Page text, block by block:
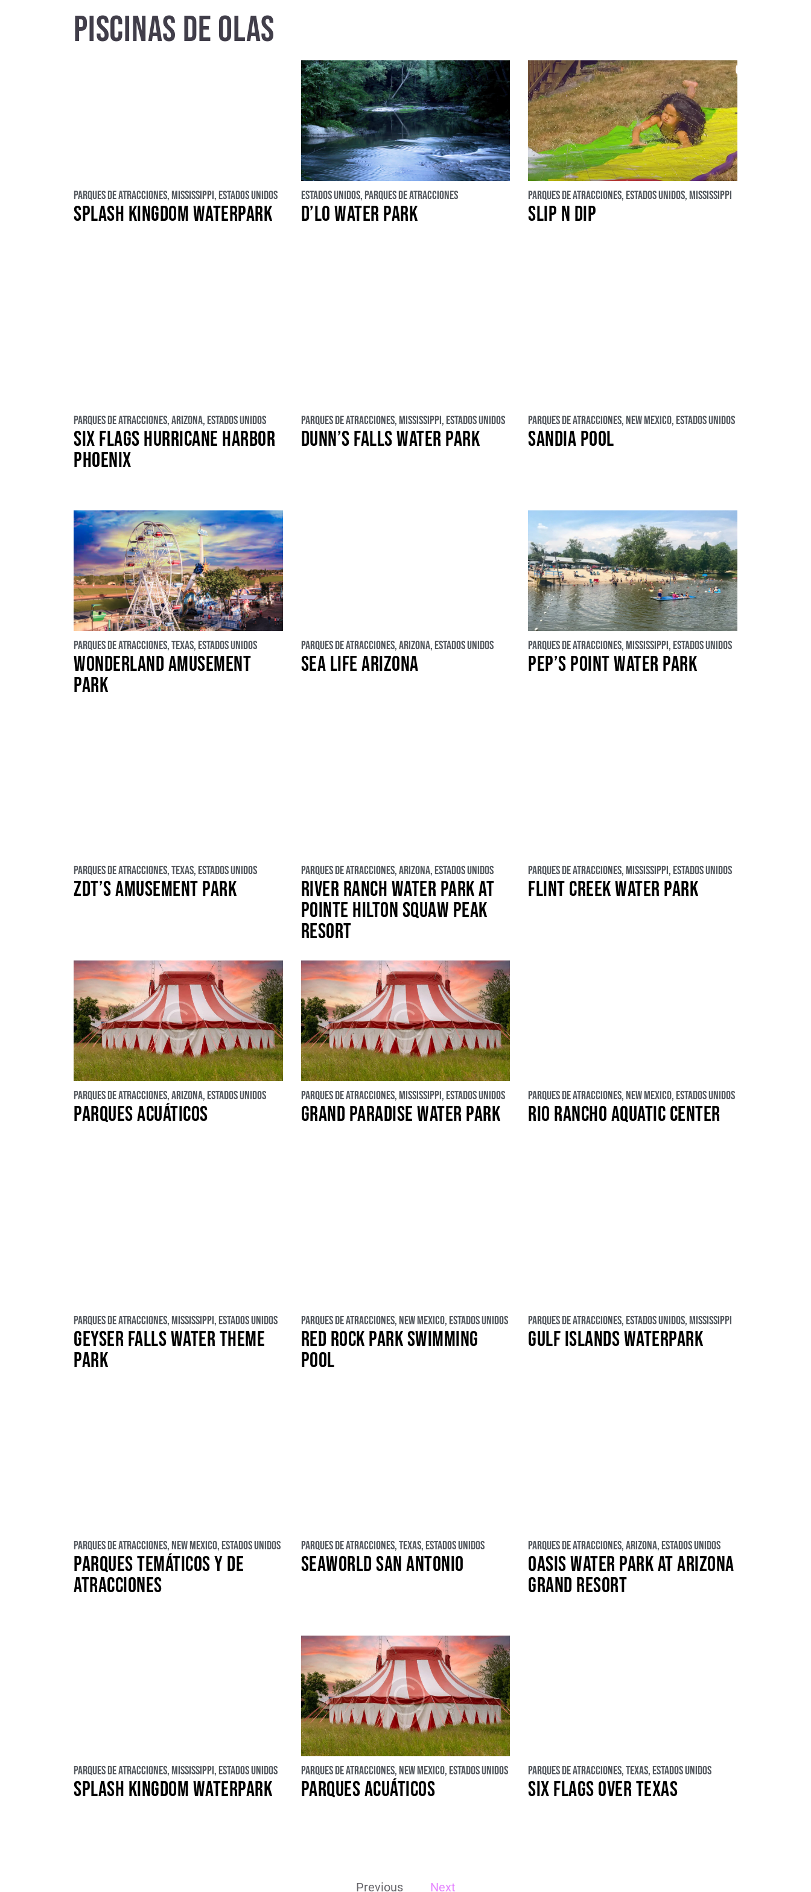
Estados Unidos Europa
Rusia
Africa
PISCINAS DE OLAS
Parques de atracciones,Mississippi,Estados Unidos
SPLASH KINGDOM WATERPARK
Estados Unidos,Parques de atracciones
D’LO WATER PARK
Parques de atracciones,Estados Unidos,Mississippi
SLIP N DIP
Parques de atracciones,Arizona,Estados Unidos
SIX FLAGS HURRICANE HARBOR
PHOENIX
Parques de atracciones,Mississippi,Estados Unidos
DUNN’S FALLS WATER PARK
Parques de atracciones,New Mexico,Estados Unidos
SANDIA POOL
Parques de atracciones,Texas,Estados Unidos
WONDERLAND AMUSEMENT
PARK
Parques de atracciones,Arizona,Estados Unidos
SEA LIFE ARIZONA
Parques de atracciones,Mississippi,Estados Unidos
PEP’S POINT WATER PARK
Parques de atracciones,Texas,Estados Unidos
ZDT’S AMUSEMENT PARK
Parques de atracciones,Arizona,Estados Unidos
RIVER RANCH WATER PARK AT
POINTE HILTON SQUAW PEAK
RESORT
Parques de atracciones,Mississippi,Estados Unidos
FLINT CREEK WATER PARK
Parques de atracciones,Arizona,Estados Unidos
PARQUES ACUÁTICOS
Parques de atracciones,Mississippi,Estados Unidos
GRAND PARADISE WATER PARK
Parques de atracciones,New Mexico,Estados Unidos
RIO RANCHO AQUATIC CENTER
Parques de atracciones,Mississippi,Estados Unidos
GEYSER FALLS WATER THEME
PARK
Parques de atracciones,New Mexico,Estados Unidos
RED ROCK PARK SWIMMING
POOL
Parques de atracciones,Estados Unidos,Mississippi
GULF ISLANDS WATERPARK
Parques de atracciones,New Mexico,Estados Unidos
PARQUES TEMÁTICOS Y DE
ATRACCIONES
Parques de atracciones,Texas,Estados Unidos
SEAWORLD SAN ANTONIO
Parques de atracciones,Arizona,Estados Unidos
OASIS WATER PARK AT ARIZONA
GRAND RESORT
Parques de atracciones,Mississippi,Estados Unidos
SPLASH KINGDOM WATERPARK
Parques de atracciones,New Mexico,Estados Unidos
PARQUES ACUÁTICOS
Parques de atracciones,Texas,Estados Unidos
SIX FLAGS OVER TEXAS
Previous Next